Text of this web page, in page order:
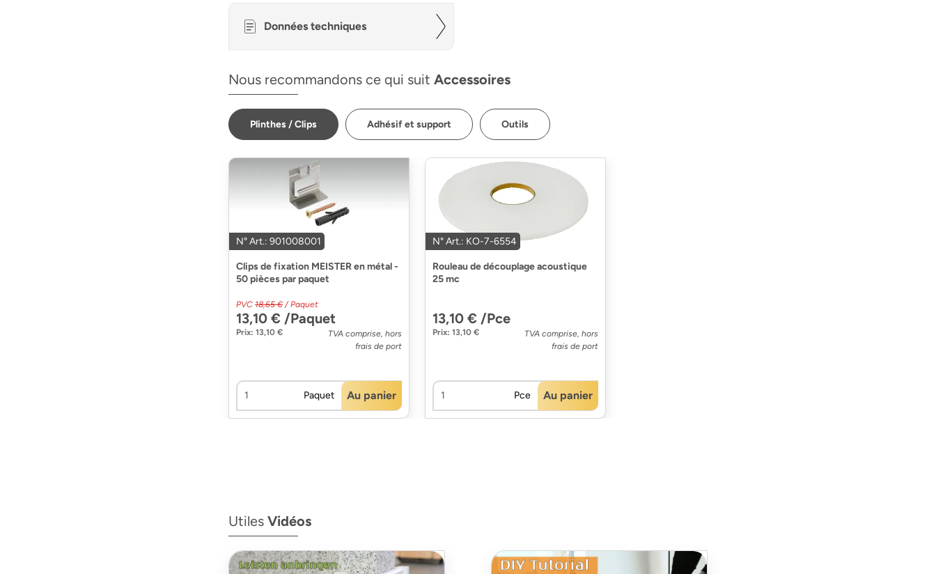
Données techniques
Nous recommandons ce qui suit Accessoires
Plinthes / Clips Adhésif et support Outils
N° Art.: 901008001
Clips de fixation MEISTER en métal -
50 pièces par paquet
PVC 18,65 € / Paquet
13,10 € /Paquet
Prix: 13,10 €
TVA comprise, hors
frais de port
Paquet Au panier
N° Art.: KO-7-6554
Rouleau de découplage acoustique
25 mc
13,10 € /Pce
Prix: 13,10 €
TVA comprise, hors
frais de port
Pce Au panier
Utiles Vidéos